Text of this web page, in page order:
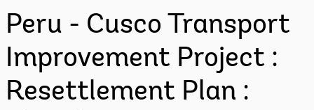
Peru - Cusco Transport
Improvement Project :
Resettlement Plan :